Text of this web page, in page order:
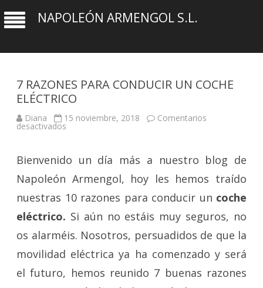
NAPOLEÓN ARMENGOL S.L.
7 RAZONES PARA CONDUCIR UN COCHE
ELÉCTRICO
Diana 15 noviembre, 2018 Comentarios
desactivados
CONDUCIR
UN
COCHE
ELÉCTRICO
Bienvenido un día más a nuestro blog de
Napoleón Armengol, hoy les hemos traído
nuestras 10 razones para conducir un coche
eléctrico. Si aún no estáis muy seguros, no
os alarméis. Nosotros, persuadidos de que la
movilidad eléctrica ya ha comenzado y será
el futuro, hemos reunido 7 buenas razones